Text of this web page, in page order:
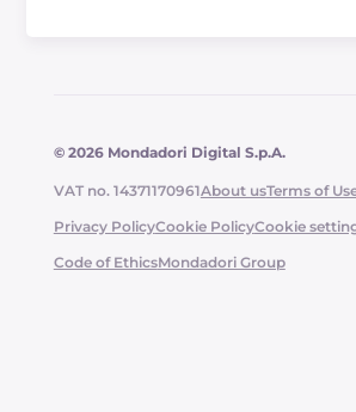
© 2026 Mondadori Digital S.p.A.
VAT no. 14371170961About usTerms of
Privacy PolicyCookie PolicyCookie
Code of EthicsMondadori Group